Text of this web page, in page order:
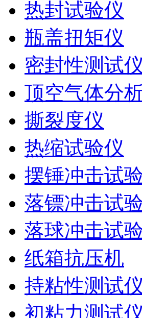
热封试验仪
瓶盖扭矩仪
密封性测试仪
顶空气体分
撕裂度仪
热缩试验仪
摆锤冲击试
落镖冲击试
落球冲击试
纸箱抗压机
持粘性测试仪
初粘力测试仪